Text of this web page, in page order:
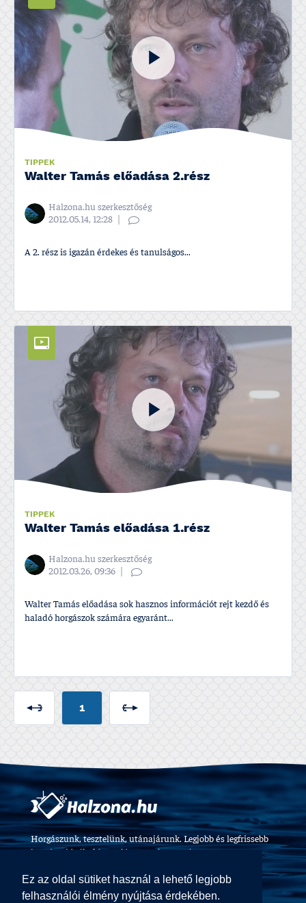
Ez az oldal sütiket használ a lehető legjobb
felhasználói élmény nyújtása érdekében.
TIPPEK
Walter Tamás előadása 2.rész
Halzona.hu szerkesztőség
2012.05.14, 12:28
A 2. rész is igazán érdekes és tanulságos...
TIPPEK
Walter Tamás előadása 1.rész
Halzona.hu szerkesztőség
2012.03.26, 09:36
Walter Tamás előadása sok hasznos információt rejt kezdő és
haladó horgászok számára egyaránt...
1
Horgászunk, tesztelünk, utánajárunk. Legjobb és legfrissebb